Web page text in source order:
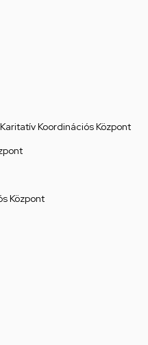
Koordinációs Központ
Központ